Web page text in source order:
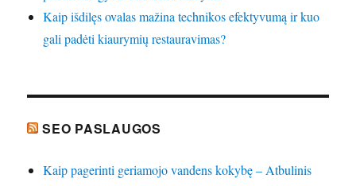
Kaip išdilęs ovalas mažina technikos efektyvumą ir kuo
gali padėti kiaurymių restauravimas?
SEO PASLAUGOS
Kaip pagerinti geriamojo vandens kokybę – Atbulinis